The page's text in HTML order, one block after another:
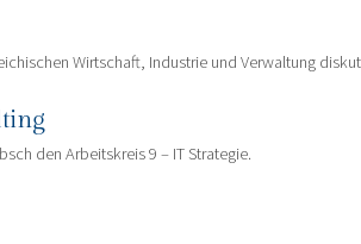
Wirtschaft, Industrie und Verwaltung
den Arbeitskreis 9 – IT Strategie.